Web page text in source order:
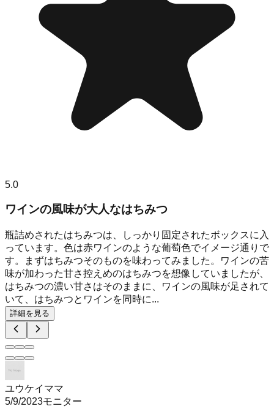
5.0
ワインの風味が大人なはちみつ
瓶詰めされたはちみつは、しっかり固定されたボックスに入
っています。色は赤ワインのような葡萄色でイメージ通りで
す。まずはちみつそのものを味わってみました。ワインの苦
味が加わった甘さ控えめのはちみつを想像していましたが、
はちみつの濃い甘さはそのままに、ワインの風味が足されて
いて、はちみつとワインを同時に...
詳細を見る
ユウケイママ
5/9/2023モニター